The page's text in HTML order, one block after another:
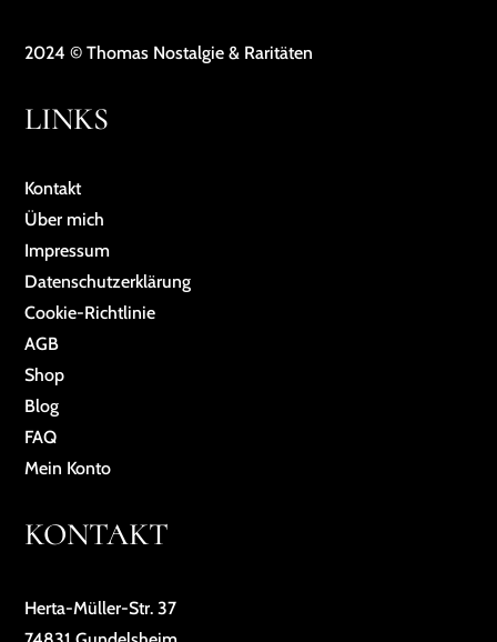
2024 © Thomas Nostalgie & Raritäten
LINKS
Kontakt
Über mich
Impressum
Da­ten­schutz­er­klä­rung
Cookie-Richtlinie
AGB
Shop
Blog
FAQ
Mein Konto
KONTAKT
Herta-Müller-Str. 37